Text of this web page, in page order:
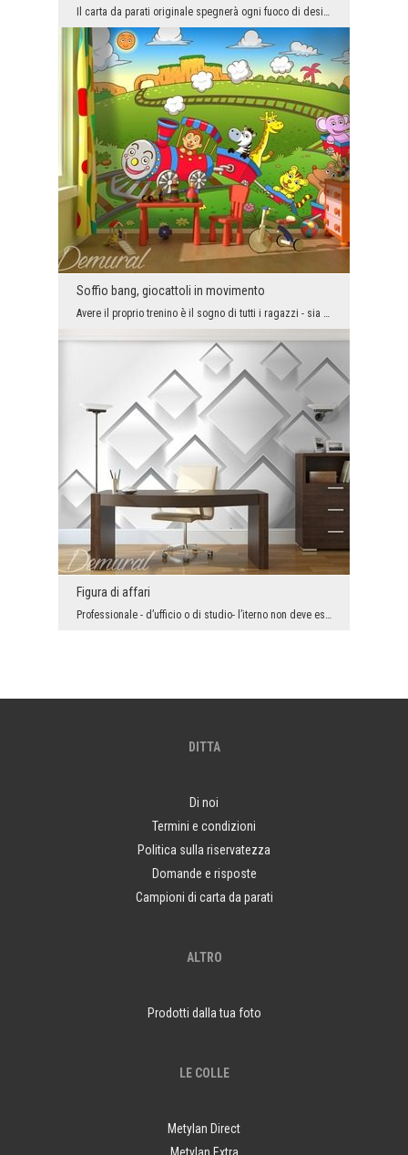
Il carta da parati originale spegnerà ogni fuoco di design negli interni. E non solo! Oleina che ...
Soffio bang, giocattoli in movimento
Avere il proprio trenino è il sogno di tutti i ragazzi - sia piccoli che quegli abbastanza adulti...
Figura di affari
Professionale - d’ufficio o di studio- l’iterno non deve essere prevedibile e privo di fascino de...
DITTA
Di noi
Termini e condizioni
Politica sulla riservatezza
Domande e risposte
Campioni di carta da parati
ALTRO
Prodotti dalla tua foto
LE COLLE
Metylan Direct